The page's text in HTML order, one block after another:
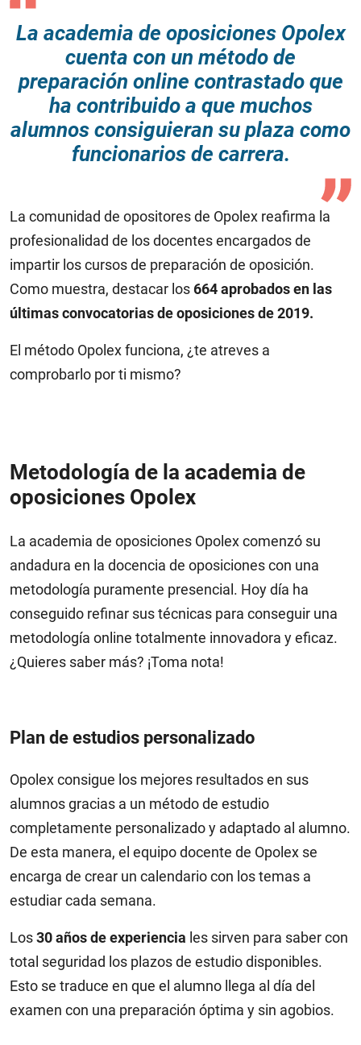
La academia de oposiciones Opolex
cuenta con un método de
preparación online contrastado que
ha contribuido a que muchos
alumnos consiguieran su plaza como
funcionarios de carrera.
La comunidad de opositores de Opolex reafirma la
profesionalidad de los docentes encargados de
impartir los cursos de preparación de oposición.
Como muestra, destacar los664 aprobados en las
últimas convocatorias de oposiciones de 2019.
El método Opolex funciona, ¿te atreves a
comprobarlo por ti mismo?
Metodología de la academia de
oposiciones Opolex
La academia de oposiciones Opolex comenzó su
andadura en la docencia de oposiciones con una
metodología puramente presencial. Hoy día ha
conseguido refinar sus técnicas para conseguir una
metodología online totalmente innovadora y eficaz.
¿Quieres saber más? ¡Toma nota!
Plan de estudios personalizado
Opolex consigue los mejores resultados en sus
alumnos gracias a un método de estudio
completamente personalizado y adaptado al alumno.
De esta manera, el equipo docente de Opolex se
encarga de crear un calendario con los temas a
estudiar cada semana.
Los30 años de experiencia les sirven para saber con
total seguridad los plazos de estudio disponibles.
Esto se traduce en que el alumno llega al día del
examen con una preparación óptima y sin agobios.